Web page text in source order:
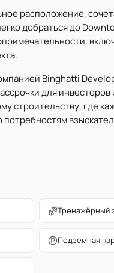
расположение,
добраться до
Binghatti
для
строительству, где
Тренажёрный
Подземная